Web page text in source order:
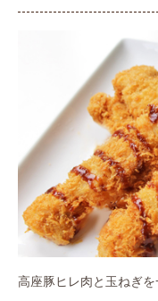
高座豚ヒレ肉と玉ねぎを